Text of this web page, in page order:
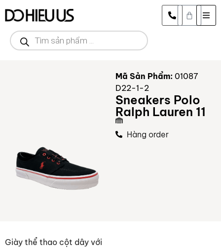
Mã Sản Phẩm: 01087
D22-1-2
Sneakers Polo
Ralph Lauren 11
Hàng order
Giày thể thao cột dây với